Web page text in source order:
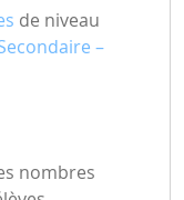
de niveau
–
nombres